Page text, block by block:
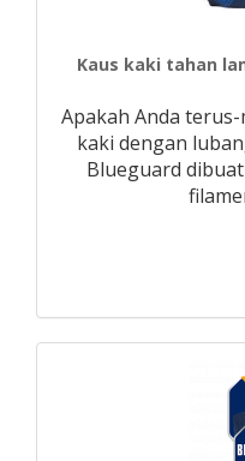
Kaus kaki tahan
Apakah Anda
kaki dengan
Blueguard